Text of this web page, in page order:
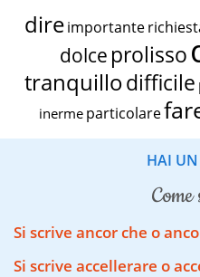
dire importante
dolce prolisso
tranquillodifficile
inerme particolare
HAI
Si scrive ancor che o
Si scrive accellerare o